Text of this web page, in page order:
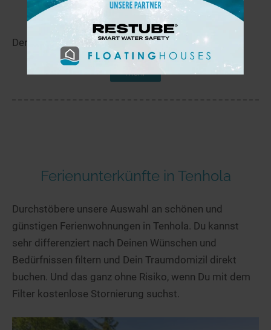
Långträsket 16,2 km
Der Långträsket liegt in der Nähe von Högbacka.
mehr
Ferienunterkünfte in Tenhola
Durchstöbere unsere Auswahl an schönen und
günstigen Ferienwohnungen in Tenhola. Du kannst
sehr differenziert nach Deinen Wünschen und
Bedürfnissen filtern und Dein Traumdomizil direkt
buchen. Und das ganz ohne Risiko, wenn Du mit dem
Filter kostenlose Stornierung suchst.